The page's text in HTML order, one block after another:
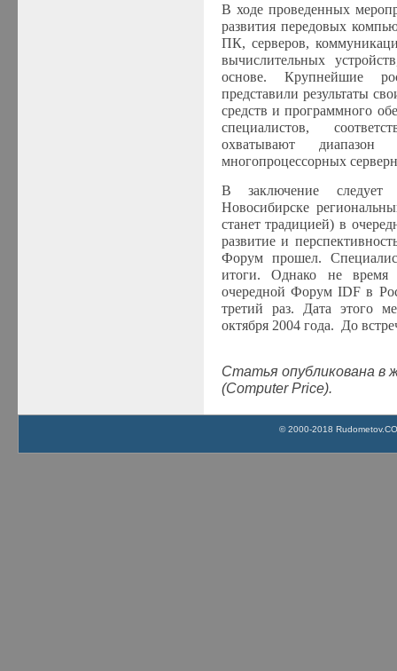
В ходе проведенных
развития передовых
ПК, серверов,
вычислительных
основе. Крупнейшие
представили результаты
средств и программного
специалистов,
охватывают
многопроцессорных
В заключение
Новосибирске
станет традицией) в
развитие и
Форум прошел.
итоги. Однако не время
очередной ФорумIDF в
третий раз. Дата этого
октября 2004 года. До
Статья опубликована в
(Computer Price).
© 2000-2018